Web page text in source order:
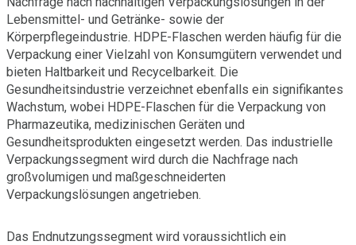
Lebensmittel- und Getränke- sowie der
Körperpflegeindustrie. HDPE-Flaschen werden häufig für die
Verpackung einer Vielzahl von Konsumgütern verwendet und
bieten Haltbarkeit und Recycelbarkeit. Die
Gesundheitsindustrie verzeichnet ebenfalls ein signifikantes
Wachstum, wobei HDPE-Flaschen für die Verpackung von
Pharmazeutika, medizinischen Geräten und
Gesundheitsprodukten eingesetzt werden. Das industrielle
Verpackungssegment wird durch die Nachfrage nach
großvolumigen und maßgeschneiderten
Verpackungslösungen angetrieben.
Das Endnutzungssegment wird voraussichtlich ein